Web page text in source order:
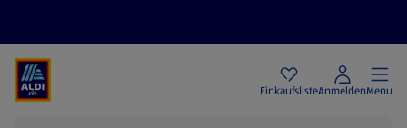
EinkaufslisteAnmeldenMenu